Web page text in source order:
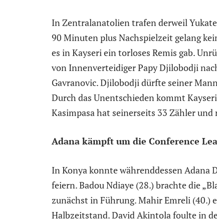
In Zentralanatolien trafen derweil
90 Minuten plus Nachspielzeit gelang
es in Kayseri ein torloses Remis gab.
von Innenverteidiger Papy Djilobodji
Gavranovic. Djilobodji dürfte seiner
Durch das Unentschieden kommt
Kasimpasa hat seinerseits 33 Zähler
Adana kämpft um die Conference
In Konya konnte währenddessen
feiern. Badou Ndiaye (28.) brachte die
zunächst in Führung. Mahir Emreli
Halbzeitstand. David Akintola foulte in